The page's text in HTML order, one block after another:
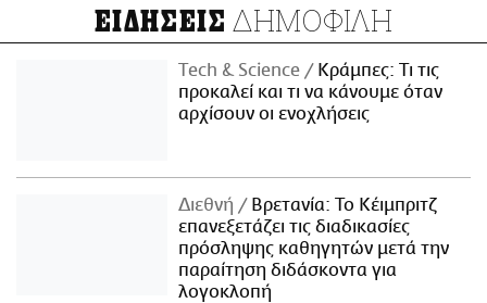
ΕΙΔΗΣΕΙΣ ΔΗΜΟΦΙΛΗ
Τech & Science
Κράμπες: Τι τις
προκαλεί και τι να κάνουμε όταν
αρχίσουν οι ενοχλήσεις
Διεθνή
Βρετανία: Το Κέιμπριτζ
επανεξετάζει τις διαδικασίες
πρόσληψης καθηγητών μετά την
παραίτηση διδάσκοντα για
λογοκλοπή